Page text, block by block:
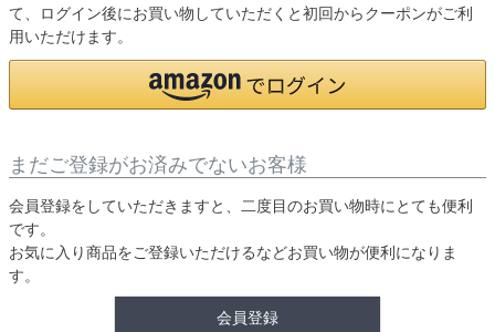
て、ログイン後にお買い物していただくと初回からクーポンがご利
用いただけます。
まだご登録がお済みでないお客様
会員登録をしていただきますと、二度目のお買い物時にとても便利
です。
お気に入り商品をご登録いただけるなどお買い物が便利になりま
す。
会員登録